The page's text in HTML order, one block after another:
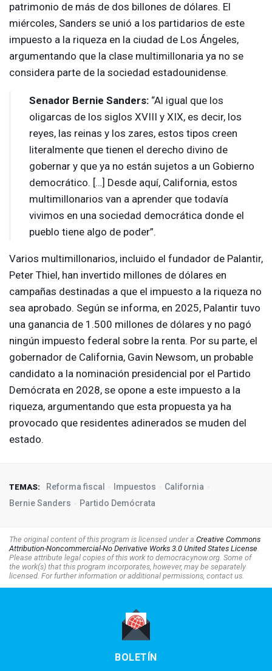
patrimonio de más de dos billones de dólares. El
miércoles, Sanders se unió a los partidarios de este
impuesto a la riqueza en la ciudad de Los Ángeles,
argumentando que la clase multimillonaria ya no se
considera parte de la sociedad estadounidense.
Senador Bernie Sanders: “Al igual que los
oligarcas de los siglos XVIII y XIX, es decir, los
reyes, las reinas y los zares, estos tipos creen
literalmente que tienen el derecho divino de
gobernar y que ya no están sujetos a un Gobierno
democrático. […] Desde aquí, California, estos
multimillonarios van a aprender que todavía
vivimos en una sociedad democrática donde el
pueblo tiene algo de poder”.
Varios multimillonarios, incluido el fundador de Palantir,
Peter Thiel, han invertido millones de dólares en
campañas destinadas a que el impuesto a la riqueza no
sea aprobado. Según se informa, en 2025, Palantir tuvo
una ganancia de 1.500 millones de dólares y no pagó
ningún impuesto federal sobre la renta. Por su parte, el
gobernador de California, Gavin Newsom, un probable
candidato a la nominación presidencial por el Partido
Demócrata en 2028, se opone a este impuesto a la
riqueza, argumentando que esta propuesta ya ha
provocado que residentes adinerados se muden del
estado.
TEMAS: Reforma fiscal Impuestos
California
Bernie Sanders
Partido Demócrata
The original content of this program is licensed under a Creative Commons
Attribution-Noncommercial-No Derivative Works 3.0 United States License.
Please attribute legal copies of this work to democracynow.org. Some of
the work(s) that this program incorporates, however, may be separately
licensed. For further information or additional permissions, contact us.
BOLETÍN